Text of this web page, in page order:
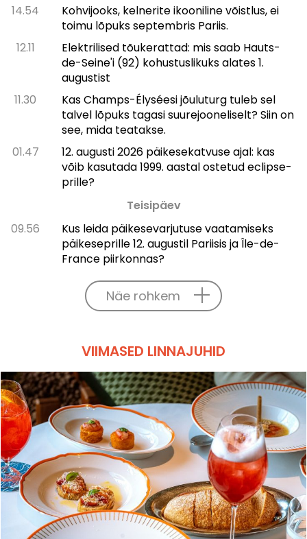
14.54
Kohvijooks, kelnerite ikooniline võistlus, ei
toimu lõpuks septembris Pariis.
12.11
Elektrilised tõukerattad: mis saab Hauts-
de-Seine'i (92) kohustuslikuks alates 1.
augustist
11.30
Kas Champs-Élysée­si jõuluturg tuleb sel
talvel lõpuks tagasi suurejooneliselt? Siin on
see, mida teatakse.
01.47
12. augusti 2026 päikesekatvuse ajal: kas
võib kasutada 1999. aastal ostetud eclipse-
prille?
Teisipäev
09.56
Kus leida päikesevarjutuse vaatamiseks
päikeseprille 12. augustil Pariisis ja Île-de-
France piirkonnas?
Näe rohkem
VIIMASED LINNAJUHID